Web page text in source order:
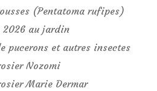
(Pentatoma rufipes)
2026 au jardin
pucerons et autres insectes
Nozomi
Marie Dermar